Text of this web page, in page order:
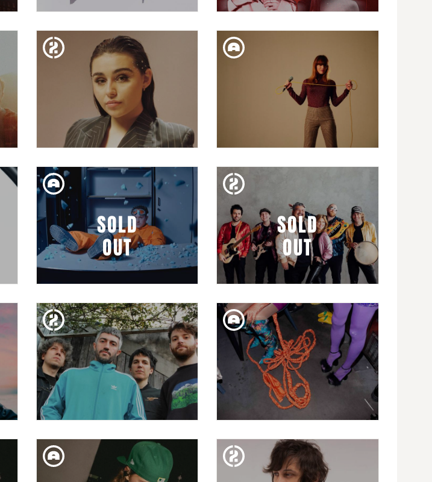
GUITAR BCN: CONCHITA CANÍBAL: SANTA SALUT
ALESSANDRA
QUERIDA
SOLD
OUT
RUSOWSKY
SOLD
OUT
BLACK MUSIC FESTIVAL
PRESENTA: SCARY POCKETS
BESTIA BEBÉ
SARAO DRAG DE FUTUROA
#13